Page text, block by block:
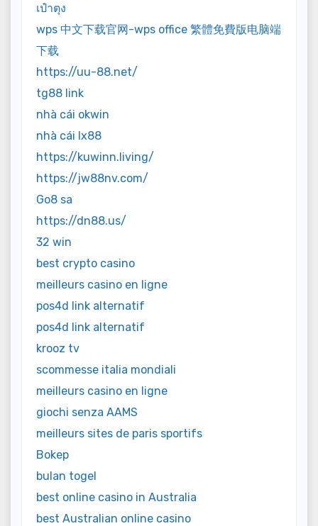
เป๋าตุง
wps 中文下载官网-wps office 繁體免費版电脑端
下载
https://uu-88.net/
tg88 link
nhà cái okwin
nhà cái lx88
https://kuwinn.living/
https://jw88nv.com/
Go8 sa
https://dn88.us/
32 win
best crypto casino
meilleurs casino en ligne
pos4d link alternatif
pos4d link alternatif
krooz tv
scommesse italia mondiali
meilleurs casino en ligne
giochi senza AAMS
meilleurs sites de paris sportifs
Bokep
bulan togel
best online casino in Australia
best Australian online casino